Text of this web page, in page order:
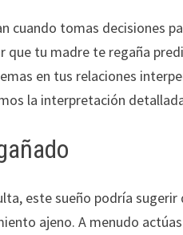
cuando tomas decisiones
que tu madre te regaña
en tus relaciones
la interpretación
este sueño podría
ajeno. A menudo